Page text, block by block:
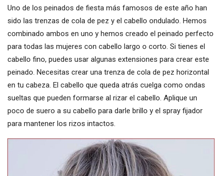
Uno de los peinados de fiesta más famosos de este año han
sido las trenzas de cola de pez y el cabello ondulado. Hemos
combinado ambos en uno y hemos creado el peinado perfecto
para todas las mujeres con cabello largo o corto. Si tienes el
cabello fino, puedes usar algunas extensiones para crear este
peinado. Necesitas crear una trenza de cola de pez horizontal
en tu cabeza. El cabello que queda atrás cuelga como ondas
sueltas que pueden formarse al rizar el cabello. Aplique un
poco de suero a su cabello para darle brillo y el spray fijador
para mantener los rizos intactos.